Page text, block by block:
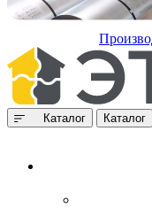
Каталог Каталог